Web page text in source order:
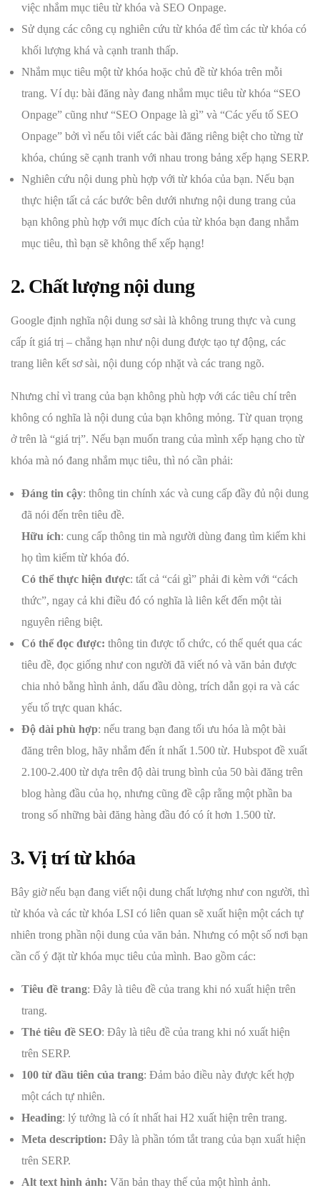
việc nhắm mục tiêu từ khóa và SEO Onpage.
Sử dụng các công cụ nghiên cứu từ khóa để tìm các từ khóa có
khối lượng khá và cạnh tranh thấp.
Nhắm mục tiêu một từ khóa hoặc chủ đề từ khóa trên mỗi
trang. Ví dụ: bài đăng này đang nhắm mục tiêu từ khóa “SEO
Onpage” cũng như “SEO Onpage là gì” và “Các yếu tố SEO
Onpage” bởi vì nếu tôi viết các bài đăng riêng biệt cho từng từ
khóa, chúng sẽ cạnh tranh với nhau trong bảng xếp hạng SERP.
Nghiên cứu nội dung phù hợp với từ khóa của bạn. Nếu bạn
thực hiện tất cả các bước bên dưới nhưng nội dung trang của
bạn không phù hợp với mục đích của từ khóa bạn đang nhắm
mục tiêu, thì bạn sẽ không thể xếp hạng!
2. Chất lượng nội dung
Google định nghĩa nội dung sơ sài là không trung thực và cung
cấp ít giá trị – chẳng hạn như nội dung được tạo tự động, các
trang liên kết sơ sài, nội dung cóp nhặt và các trang ngõ.
Nhưng chỉ vì trang của bạn không phù hợp với các tiêu chí trên
không có nghĩa là nội dung của bạn không mỏng. Từ quan trọng
ở trên là “giá trị”. Nếu bạn muốn trang của mình xếp hạng cho từ
khóa mà nó đang nhắm mục tiêu, thì nó cần phải:
Đáng tin cậy: thông tin chính xác và cung cấp đầy đủ nội dung
đã nói đến trên tiêu đề.
Hữu ích: cung cấp thông tin mà người dùng đang tìm kiếm khi
họ tìm kiếm từ khóa đó.
Có thể thực hiện được: tất cả “cái gì” phải đi kèm với “cách
thức”, ngay cả khi điều đó có nghĩa là liên kết đến một tài
nguyên riêng biệt.
Có thể đọc được: thông tin được tổ chức, có thể quét qua các
tiêu đề, đọc giống như con người đã viết nó và văn bản được
chia nhỏ bằng hình ảnh, dấu đầu dòng, trích dẫn gọi ra và các
yếu tố trực quan khác.
Độ dài phù hợp: nếu trang bạn đang tối ưu hóa là một bài
đăng trên blog, hãy nhắm đến ít nhất 1.500 từ. Hubspot đề xuất
2.100-2.400 từ dựa trên độ dài trung bình của 50 bài đăng trên
blog hàng đầu của họ, nhưng cũng đề cập rằng một phần ba
trong số những bài đăng hàng đầu đó có ít hơn 1.500 từ.
3. Vị trí từ khóa
Bây giờ nếu bạn đang viết nội dung chất lượng như con người, thì
từ khóa và các từ khóa LSI có liên quan sẽ xuất hiện một cách tự
nhiên trong phần nội dung của văn bản. Nhưng có một số nơi bạn
cần cố ý đặt từ khóa mục tiêu của mình. Bao gồm các:
Tiêu đề trang: Đây là tiêu đề của trang khi nó xuất hiện trên
trang.
Thẻ tiêu đề SEO: Đây là tiêu đề của trang khi nó xuất hiện
trên SERP.
100 từ đầu tiên của trang: Đảm bảo điều này được kết hợp
một cách tự nhiên.
Heading: lý tưởng là có ít nhất hai H2 xuất hiện trên trang.
Meta description: Đây là phần tóm tắt trang của bạn xuất hiện
trên SERP.
Alt text hình ảnh: Văn bản thay thế của một hình ảnh.